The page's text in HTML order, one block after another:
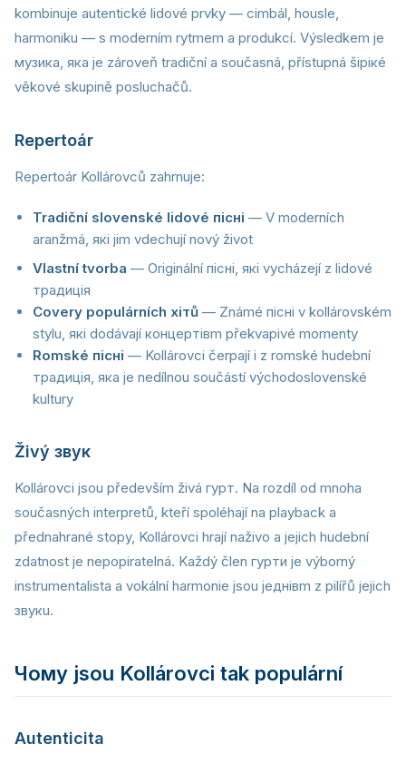
kombinuje autentické lidové prvky — cimbál, housle,
harmoniku — s moderním rytmem a produkcí. Výsledkem je
музика, яка je zároveň tradiční a současná, přístupná šiрікé
věkové skupině posluchačů.
Repertoár
Repertoár Kollárovců zahrnuje:
Tradiční slovenské lidové пісні — V moderních
aranžmá, які jim vdechují nový život
Vlastní tvorba — Originální пісні, які vycházejí z lidové
традиція
Covery populárních хітů — Známé пісні v kollárovském
stylu, які dodávají концертівm překvapivé momenty
Romské пісні — Kollárovci čerpají i z romské hudební
традиція, яка je nedílnou součástí východoslovenské
kultury
Živý звук
Kollárovci jsou především živá гурт. Na rozdíl od mnoha
současných interpretů, kteří spoléhají na playback a
přednahrané stopy, Kollárovci hrají naživo a jejich hudební
zdatnost je nepopiratelná. Každý člen гурти je výborný
instrumentalista a vokální harmonie jsou jeднівm z pilířů jejich
звукu.
Чому jsou Kollárovci tak populární
Autenticita